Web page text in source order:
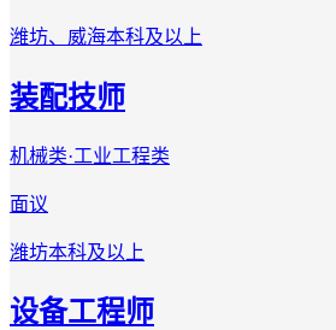
潍坊、威海本科及以上
装配技师
机械类·工业工程类
面议
潍坊本科及以上
设备工程师